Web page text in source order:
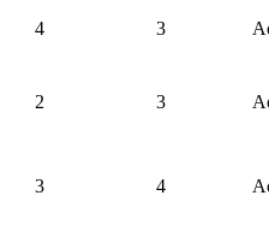
4 3
2 3
3 4